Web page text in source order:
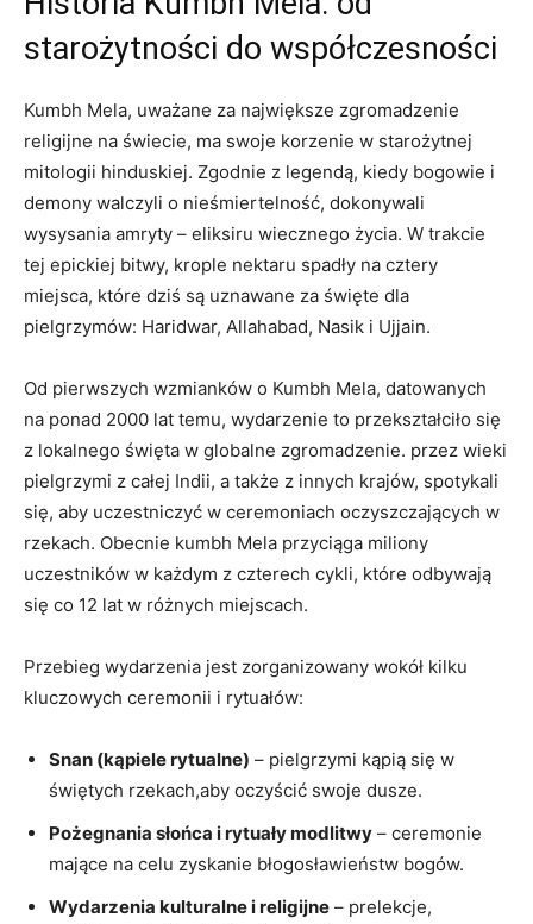
starożytności do współczesności
Kumbh Mela, uważane za największe zgromadzenie
religijne na świecie, ma swoje korzenie w starożytnej
mitologii hinduskiej. Zgodnie z legendą, kiedy bogowie i
demony walczyli o nieśmiertelność, dokonywali
wysysania amryty – eliksiru wiecznego życia. W trakcie
tej epickiej bitwy, krople nektaru spadły na cztery
miejsca, które dziś są uznawane za święte dla
pielgrzymów: Haridwar, Allahabad, Nasik i Ujjain.
Od pierwszych wzmianków o Kumbh Mela, datowanych
na ponad 2000 lat temu, wydarzenie to przekształciło się
z lokalnego święta w globalne zgromadzenie. przez wieki
pielgrzymi z całej Indii, a także z innych krajów, spotykali
się, aby uczestniczyć w ceremoniach oczyszczających w
rzekach. Obecnie kumbh Mela przyciąga miliony
uczestników w każdym z czterech cykli, które odbywają
się co 12 lat w różnych miejscach.
Przebieg wydarzenia jest zorganizowany wokół kilku
kluczowych ceremonii i rytuałów:
Snan (kąpiele rytualne) – pielgrzymi kąpią się w
świętych rzekach,aby oczyścić swoje dusze.
Pożegnania słońca i rytuały modlitwy – ceremonie
mające na celu zyskanie błogosławieństw bogów.
Wydarzenia kulturalne i religijne – prelekcje,